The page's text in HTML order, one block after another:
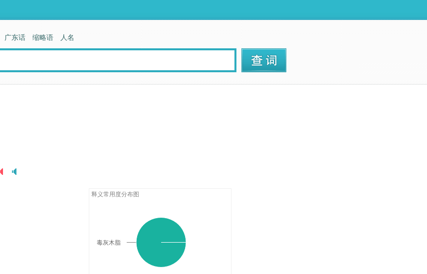
释义常用度分布图
毒灰木脂
广东话 缩略语 人名